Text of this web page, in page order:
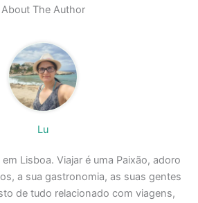
About The Author
Lu
Lisboa. Viajar é uma Paixão, adoro
a sua gastronomia, as suas gentes
de tudo relacionado com viagens,